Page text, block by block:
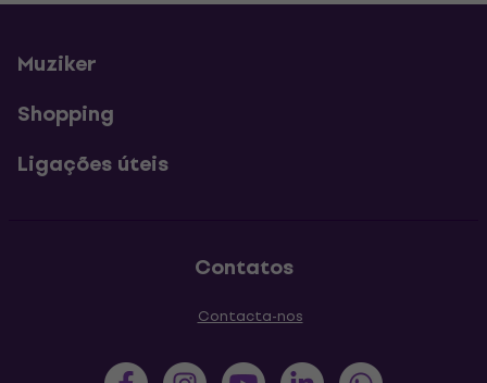
Muziker
Shopping
Ligações úteis
Contatos
Contacta-nos